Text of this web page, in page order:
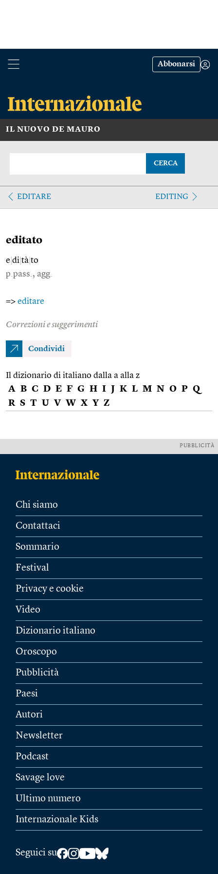
Abbonarsi
IL NUOVO DE MAURO
CERCA
EDITARE EDITING
editato
e di tà to
p.pass., agg.
=> editare
Correzioni e suggerimenti
Condividi
Il dizionario di italiano dalla a alla z
A B C D E F G H I J K L M N O P Q
R S T U V W X Y Z
PUBBLICITÀ
Chi siamo
Contattaci
Sommario
Festival
Privacy e cookie
Video
Dizionario italiano
Oroscopo
Pubblicità
Paesi
Autori
Newsletter
Podcast
Savage love
Ultimo numero
Internazionale Kids
Seguici su